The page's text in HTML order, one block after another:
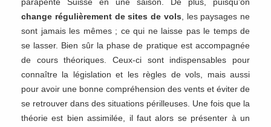
change régulièrement de sites de vols , les paysages ne
sont jamais les mêmes ; ce qui ne laisse pas le temps de
se lasser. Bien sûr la phase de pratique est accompagnée
de cours théoriques. Ceux-ci sont indispensables pour
connaître la législation et les règles de vols, mais aussi
pour avoir une bonne compréhension des vents et éviter de
se retrouver dans des situations périlleuses. Une fois que la
théorie est bien assimilée, il faut alors se présenter à un